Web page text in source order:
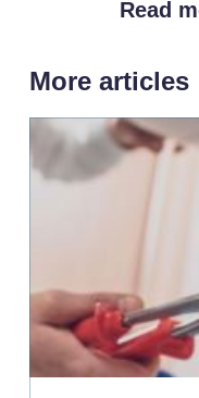
Read
More articles